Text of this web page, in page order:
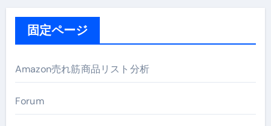
固定ページ
Amazon売れ筋商品リスト分析
Forum